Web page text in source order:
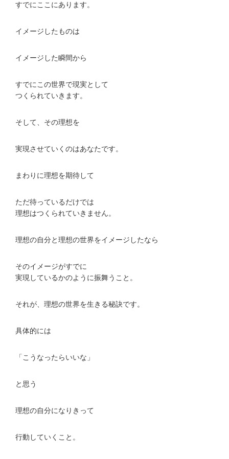
すでにここにあります。
イメージしたものは
イメージした瞬間から
すでにこの世界で現実として
つくられていきます。
そして、その理想を
実現させていくのはあなたです。
まわりに理想を期待して
ただ待っているだけでは
理想はつくられていきません。
理想の自分と理想の世界をイメージしたなら
そのイメージがすでに
実現しているかのように振舞うこと。
それが、理想の世界を生きる秘訣です。
具体的には
「こうなったらいいな」
と思う
理想の自分になりきって
行動していくこと。